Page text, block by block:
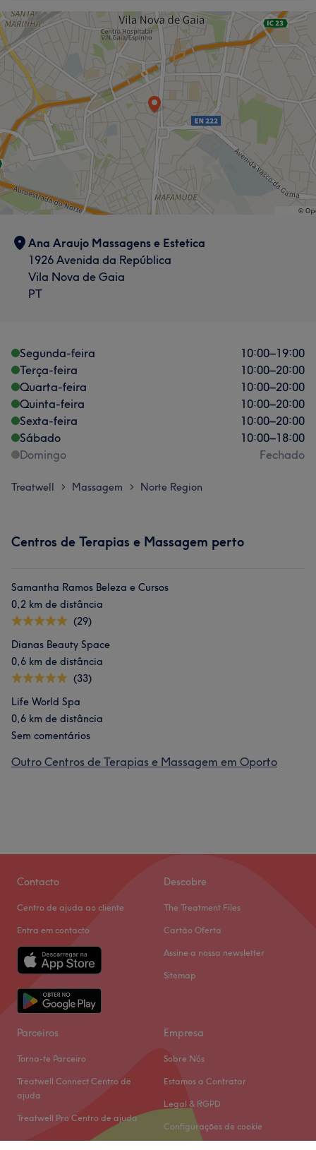
Ana Araujo Massagens e Estetica
1926 Avenida da República
Vila Nova de Gaia
PT
Segunda-feira 10:00–19:00
Terça-feira
10:00–20:00
Quarta-feira
10:00–20:00
Quinta-feira
10:00–20:00
Sexta-feira
10:00–20:00
Sábado
10:00–18:00
Domingo
Fechado
Treatwell > Massagem > Norte Region
Centros de Terapias e Massagem perto
Samantha Ramos Beleza e Cursos
0,2 km de distância
(29)
Dianas Beauty Space
0,6 km de distância
(33)
Life World Spa
0,6 km de distância
Sem comentários
Outro Centros de Terapias e Massagem em Oporto
Contacto
Centro de ajuda ao cliente
Entra em contacto
Descobre
The Treatment Files
Cartão Oferta
Assine a nossa newsletter
Sitemap
Parceiros
Torna-te Parceiro
Treatwell Connect Centro de
ajuda
Treatwell Pro Centro de ajuda
Empresa
Sobre Nós
Estamos a Contratar
Legal & RGPD
Configurações de cookie